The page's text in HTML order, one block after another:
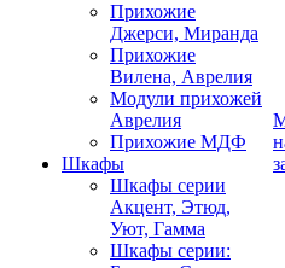
Прихожие
Джерси, Миранда
Прихожие
Вилена, Аврелия
Модули прихожей
Аврелия
Прихожие МДФ
Шкафы
Шкафы серии
Акцент, Этюд,
Уют, Гамма
Шкафы серии: